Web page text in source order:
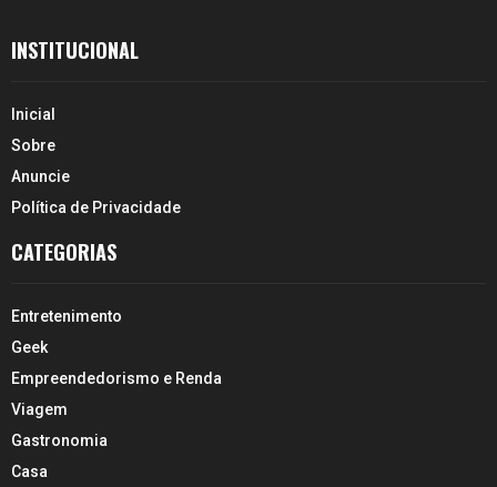
INSTITUCIONAL
Inicial
Sobre
Anuncie
Política de Privacidade
CATEGORIAS
Entretenimento
Geek
Empreendedorismo e Renda
Viagem
Gastronomia
Casa